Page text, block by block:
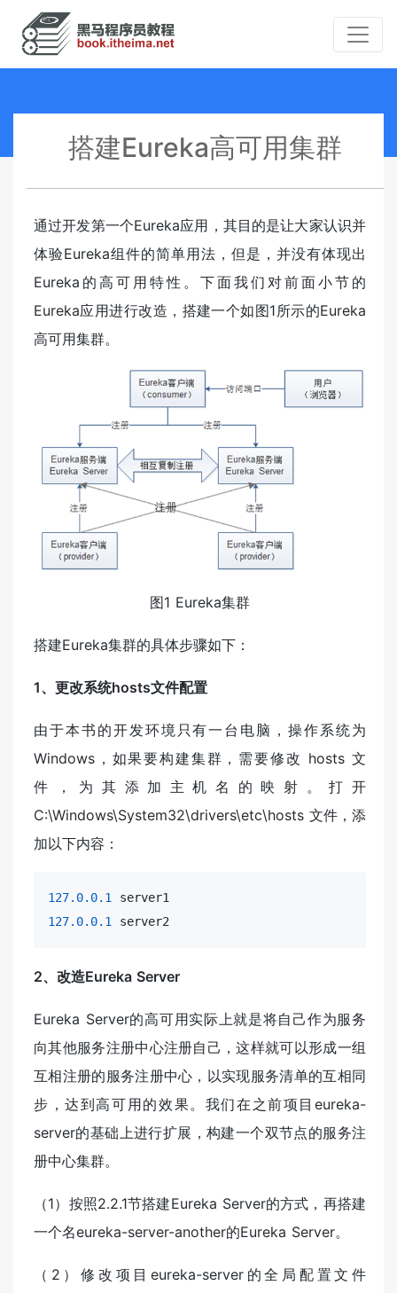
搭建Eureka高可用集群
通过开发第一个Eureka应用，其目的是让大家认识并
体验Eureka组件的简单用法，但是，并没有体现出
Eureka的高可用特性。下面我们对前面小节的
Eureka应用进行改造，搭建一个如图1所示的Eureka
高可用集群。
图1 Eureka集群
搭建Eureka集群的具体步骤如下：
1、更改系统hosts文件配置
由于本书的开发环境只有一台电脑，操作系统为
Windows，如果要构建集群，需要修改 hosts 文
件，为其添加主机名的映射。打开
C:\Windows\System32\drivers\etc\hosts 文件，添
加以下内容：
127.0.0.1
127.0.0.1
server2
2、改造Eureka Server
Eureka Server的高可用实际上就是将自己作为服务
向其他服务注册中心注册自己，这样就可以形成一组
互相注册的服务注册中心，以实现服务清单的互相同
步，达到高可用的效果。我们在之前项目eureka-
server的基础上进行扩展，构建一个双节点的服务注
册中心集群。
（1）按照2.2.1节搭建Eureka Server的方式，再搭建
一个名eureka-server-another的Eureka Server。
（2）修改项目eureka-server的全局配置文件